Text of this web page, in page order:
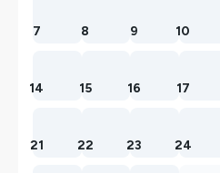
7 8 9 10
14 15 16 17
21 22 23 24